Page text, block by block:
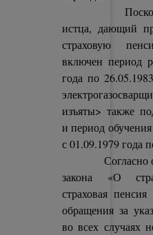
Поскольку
истца, дающий
страховую
включен период
года по
изъяты> также
и период
с 01.09.1979 года
Согласно ст.
закона «О
страховая
обращения за
во всех случаях